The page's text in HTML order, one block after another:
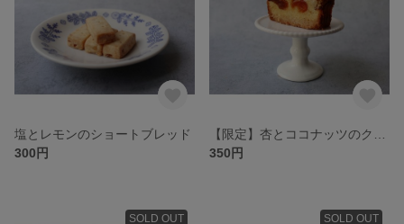
塩とレモンのショートブレッド
300円
350円
SOLD OUT SOLD OUT